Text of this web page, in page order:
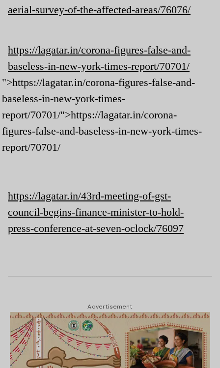
aerial-survey-of-the-affected-areas/76076/
https://lagatar.in/corona-figures-false-and-
baseless-in-new-york-times-report/70701/
">https://lagatar.in/corona-figures-false-and-
baseless-in-new-york-times-
report/70701/">https://lagatar.in/corona-
figures-false-and-baseless-in-new-york-times-
report/70701/
https://lagatar.in/43rd-meeting-of-gst-
council-begins-finance-minister-to-hold-
press-conference-at-seven-oclock/76097
Advertisement